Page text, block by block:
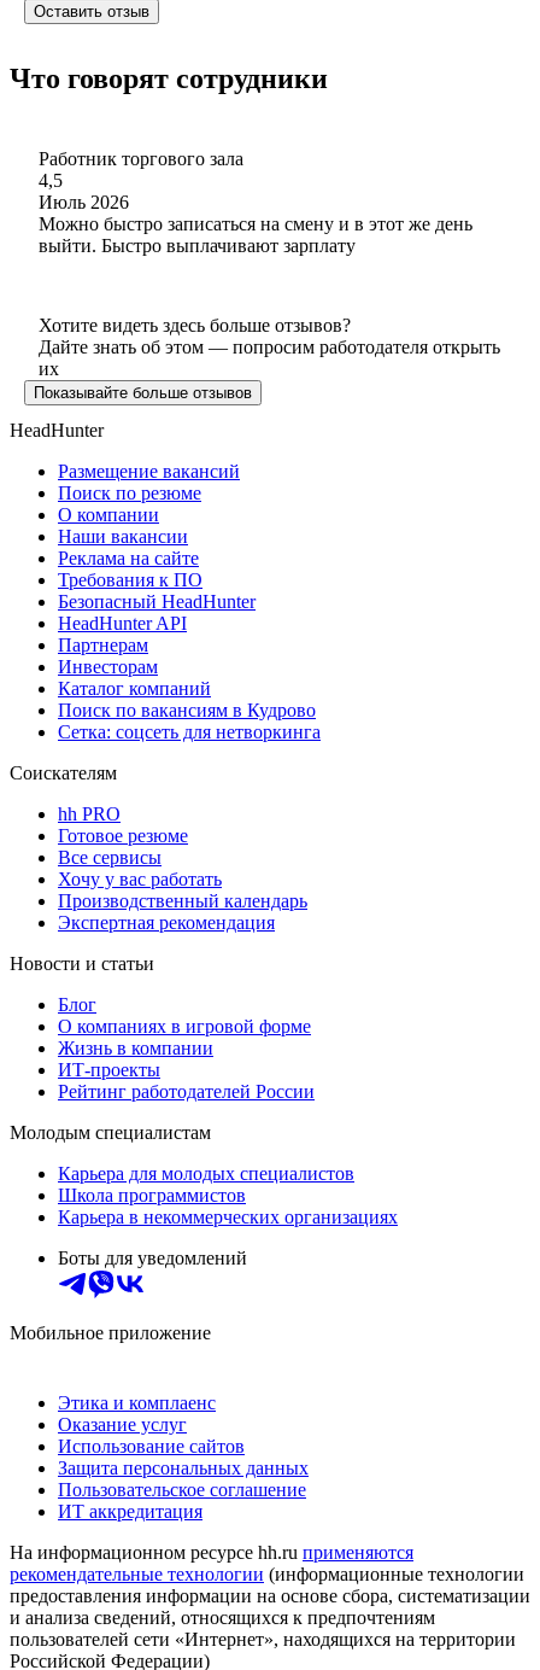
Оставить отзыв
Что говорят сотрудники
Работник торгового зала
4,5
Июль 2026
Можно быстро записаться на смену и в этот же день
выйти. Быстро выплачивают зарплату
Хотите видеть здесь больше отзывов?
Дайте знать об этом — попросим работодателя открыть
их
Показывайте больше отзывов
HeadHunter
Размещение вакансий
Поиск по резюме
О компании
Наши вакансии
Реклама на сайте
Требования к ПО
Безопасный HeadHunter
HeadHunter API
Партнерам
Инвесторам
Каталог компаний
Поиск по вакансиям в Кудрово
Сетка: соцсеть для нетворкинга
Соискателям
hh PRO
Готовое резюме
Все сервисы
Хочу у вас работать
Производственный календарь
Экспертная рекомендация
Новости и статьи
Блог
О компаниях в игровой форме
Жизнь в компании
ИТ-проекты
Рейтинг работодателей России
Молодым специалистам
Карьера для молодых специалистов
Школа программистов
Карьера в некоммерческих организациях
Боты для уведомлений
Мобильное приложение
Этика и комплаенс
Оказание услуг
Использование сайтов
Защита персональных данных
Пользовательское соглашение
ИТ аккредитация
На информационном ресурсе hh.ru применяются
рекомендательные технологии (информационные технологии
предоставления информации на основе сбора, систематизации
и анализа сведений, относящихся к предпочтениям
пользователей сети «Интернет», находящихся на территории
Российской Федерации)